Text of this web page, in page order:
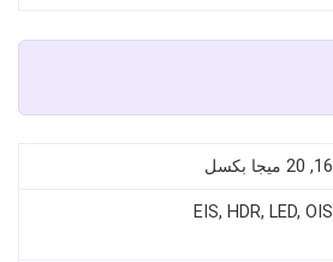
16, 20 ميجا بكسل
EIS, HDR, LED, OIS